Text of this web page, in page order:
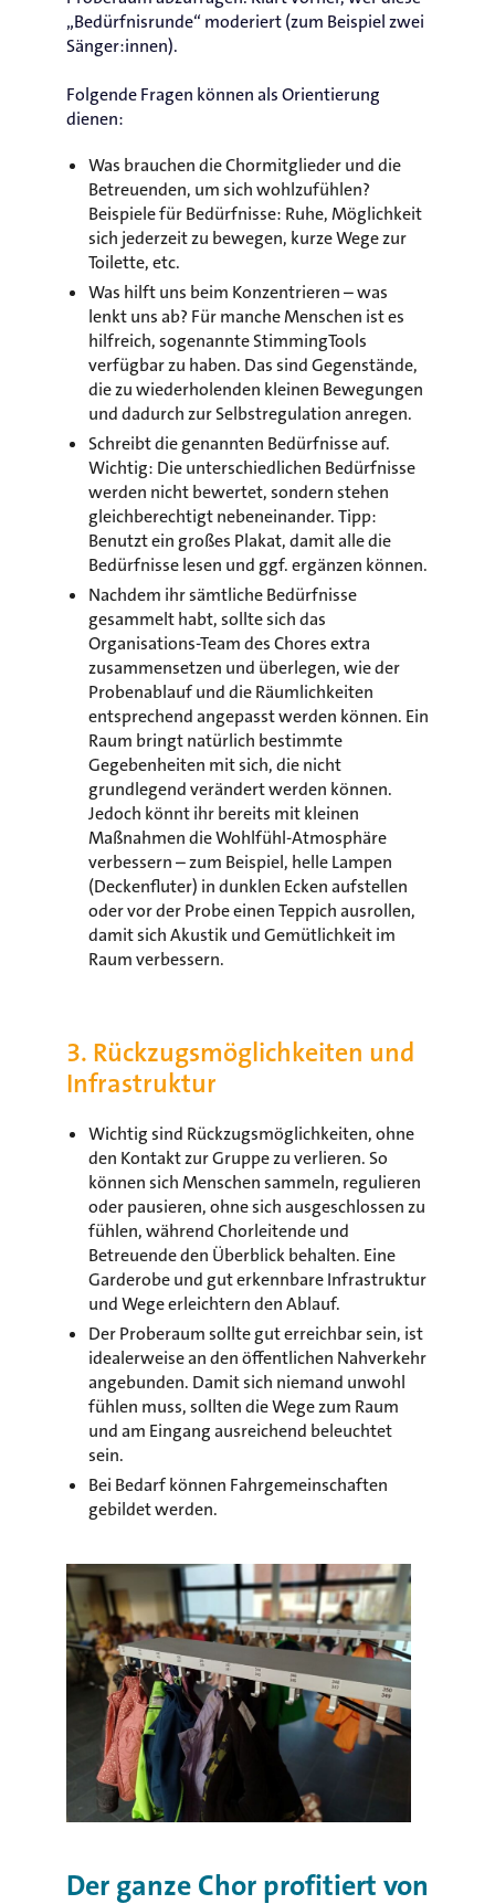
„Bedürfnisrunde“ moderiert (zum Beispiel zwei
Sänger:innen).
Folgende Fragen können als Orientierung
dienen:
Was brauchen die Chormitglieder und die
Betreuenden, um sich wohlzufühlen?
Beispiele für Bedürfnisse: Ruhe, Möglichkeit
sich jederzeit zu bewegen, kurze Wege zur
Toilette, etc.
Was hilft uns beim Konzentrieren – was
lenkt uns ab? Für manche Menschen ist es
hilfreich, sogenannte StimmingTools
verfügbar zu haben. Das sind Gegenstände,
die zu wiederholenden kleinen Bewegungen
und dadurch zur Selbstregulation anregen.
Schreibt die genannten Bedürfnisse auf.
Wichtig: Die unterschiedlichen Bedürfnisse
werden nicht bewertet, sondern stehen
gleichberechtigt nebeneinander. Tipp:
Benutzt ein großes Plakat, damit alle die
Bedürfnisse lesen und ggf. ergänzen können.
Nachdem ihr sämtliche Bedürfnisse
gesammelt habt, sollte sich das
Organisations-Team des Chores extra
zusammensetzen und überlegen, wie der
Probenablauf und die Räumlichkeiten
entsprechend angepasst werden können. Ein
Raum bringt natürlich bestimmte
Gegebenheiten mit sich, die nicht
grundlegend verändert werden können.
Jedoch könnt ihr bereits mit kleinen
Maßnahmen die Wohlfühl-Atmosphäre
verbessern – zum Beispiel, helle Lampen
(Deckenfluter) in dunklen Ecken aufstellen
oder vor der Probe einen Teppich ausrollen,
damit sich Akustik und Gemütlichkeit im
Raum verbessern.
3. Rückzugsmöglichkeiten und
Infrastruktur
Wichtig sind Rückzugsmöglichkeiten, ohne
den Kontakt zur Gruppe zu verlieren. So
können sich Menschen sammeln, regulieren
oder pausieren, ohne sich ausgeschlossen zu
fühlen, während Chorleitende und
Betreuende den Überblick behalten. Eine
Garderobe und gut erkennbare Infrastruktur
und Wege erleichtern den Ablauf.
Der Proberaum sollte gut erreichbar sein, ist
idealerweise an den öffentlichen Nahverkehr
angebunden. Damit sich niemand unwohl
fühlen muss, sollten die Wege zum Raum
und am Eingang ausreichend beleuchtet
sein.
Bei Bedarf können Fahrgemeinschaften
gebildet werden.
Der ganze Chor profitiert von